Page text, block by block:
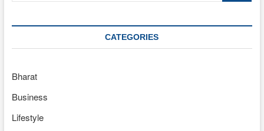
CATEGORIES
Bharat
Business
Lifestyle